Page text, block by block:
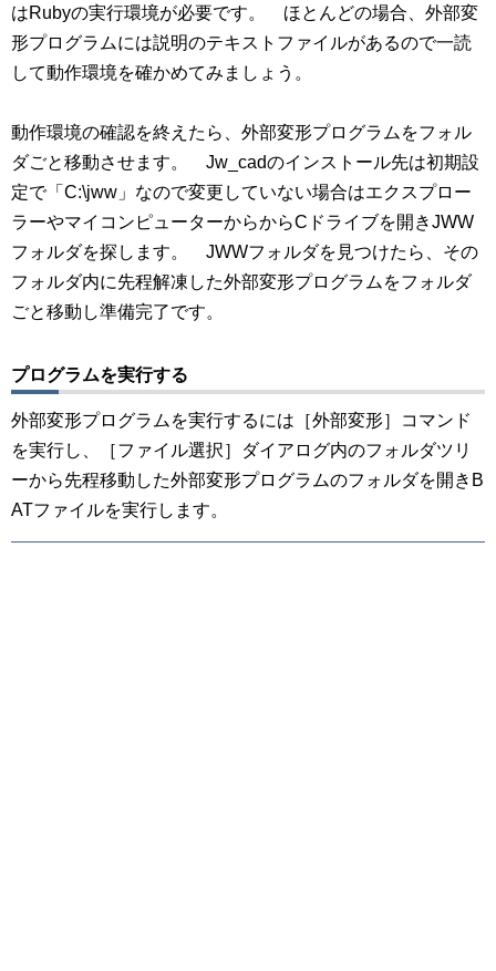
はRubyの実行環境が必要です。 ほとんどの場合、外部変
形プログラムには説明のテキストファイルがあるので一読
して動作環境を確かめてみましょう。
動作環境の確認を終えたら、外部変形プログラムをフォル
ダごと移動させます。 Jw_cadのインストール先は初期設
定で「C:\jww」なので変更していない場合はエクスプロー
ラーやマイコンピューターからからCドライブを開きJWW
フォルダを探します。 JWWフォルダを見つけたら、その
フォルダ内に先程解凍した外部変形プログラムをフォルダ
ごと移動し準備完了です。
プログラムを実行する
外部変形プログラムを実行するには［外部変形］コマンド
を実行し、［ファイル選択］ダイアログ内のフォルダツリ
ーから先程移動した外部変形プログラムのフォルダを開きB
ATファイルを実行します。